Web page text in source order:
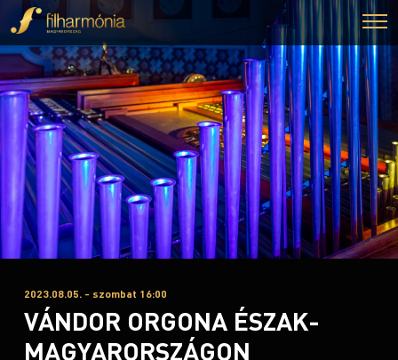
2023.08.05. - szombat 16:00
VÁNDOR ORGONA ÉSZAK-
MAGYARORSZÁGON